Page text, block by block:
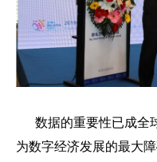
数据的重要性已成全
为数字经济发展的最大